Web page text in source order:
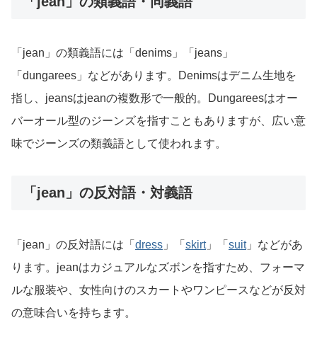
「jean」の類義語には「denims」「jeans」
「dungarees」などがあります。Denimsはデニム生地を
指し、jeansはjeanの複数形で一般的。Dungareesはオー
バーオール型のジーンズを指すこともありますが、広い意
味でジーンズの類義語として使われます。
「jean」の反対語・対義語
「jean」の反対語には「 dress 」「 skirt」「 suit」などがあ
ります。jeanはカジュアルなズボンを指すため、フォーマ
ルな服装や、女性向けのスカートやワンピースなどが反対
の意味合いを持ちます。